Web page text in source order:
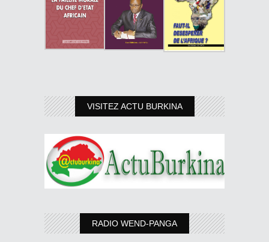
VISITEZ ACTU BURKINA
RADIO WEND-PANGA